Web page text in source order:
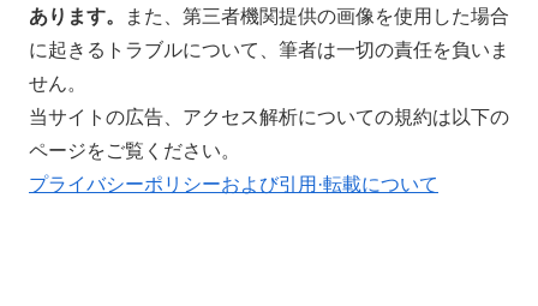
あります。
また、第三者機関提供の画像を使用した場合
に起きるトラブルについて、筆者は一切の責任を負いま
せん。
当サイトの広告、アクセス解析についての規約は以下の
ページをご覧ください。
プライバシーポリシーおよび引用·転載について